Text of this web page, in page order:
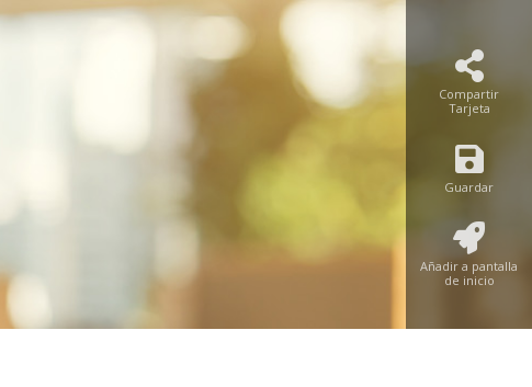
Compartir
Tarjeta
Guardar
Añadir a pantalla
de inicio